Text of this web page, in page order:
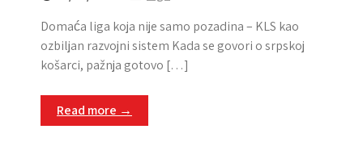
Domaća liga koja nije samo pozadina – KLS kao
ozbiljan razvojni sistem Kada se govori o srpskoj
košarci, pažnja gotovo […]
Read more →